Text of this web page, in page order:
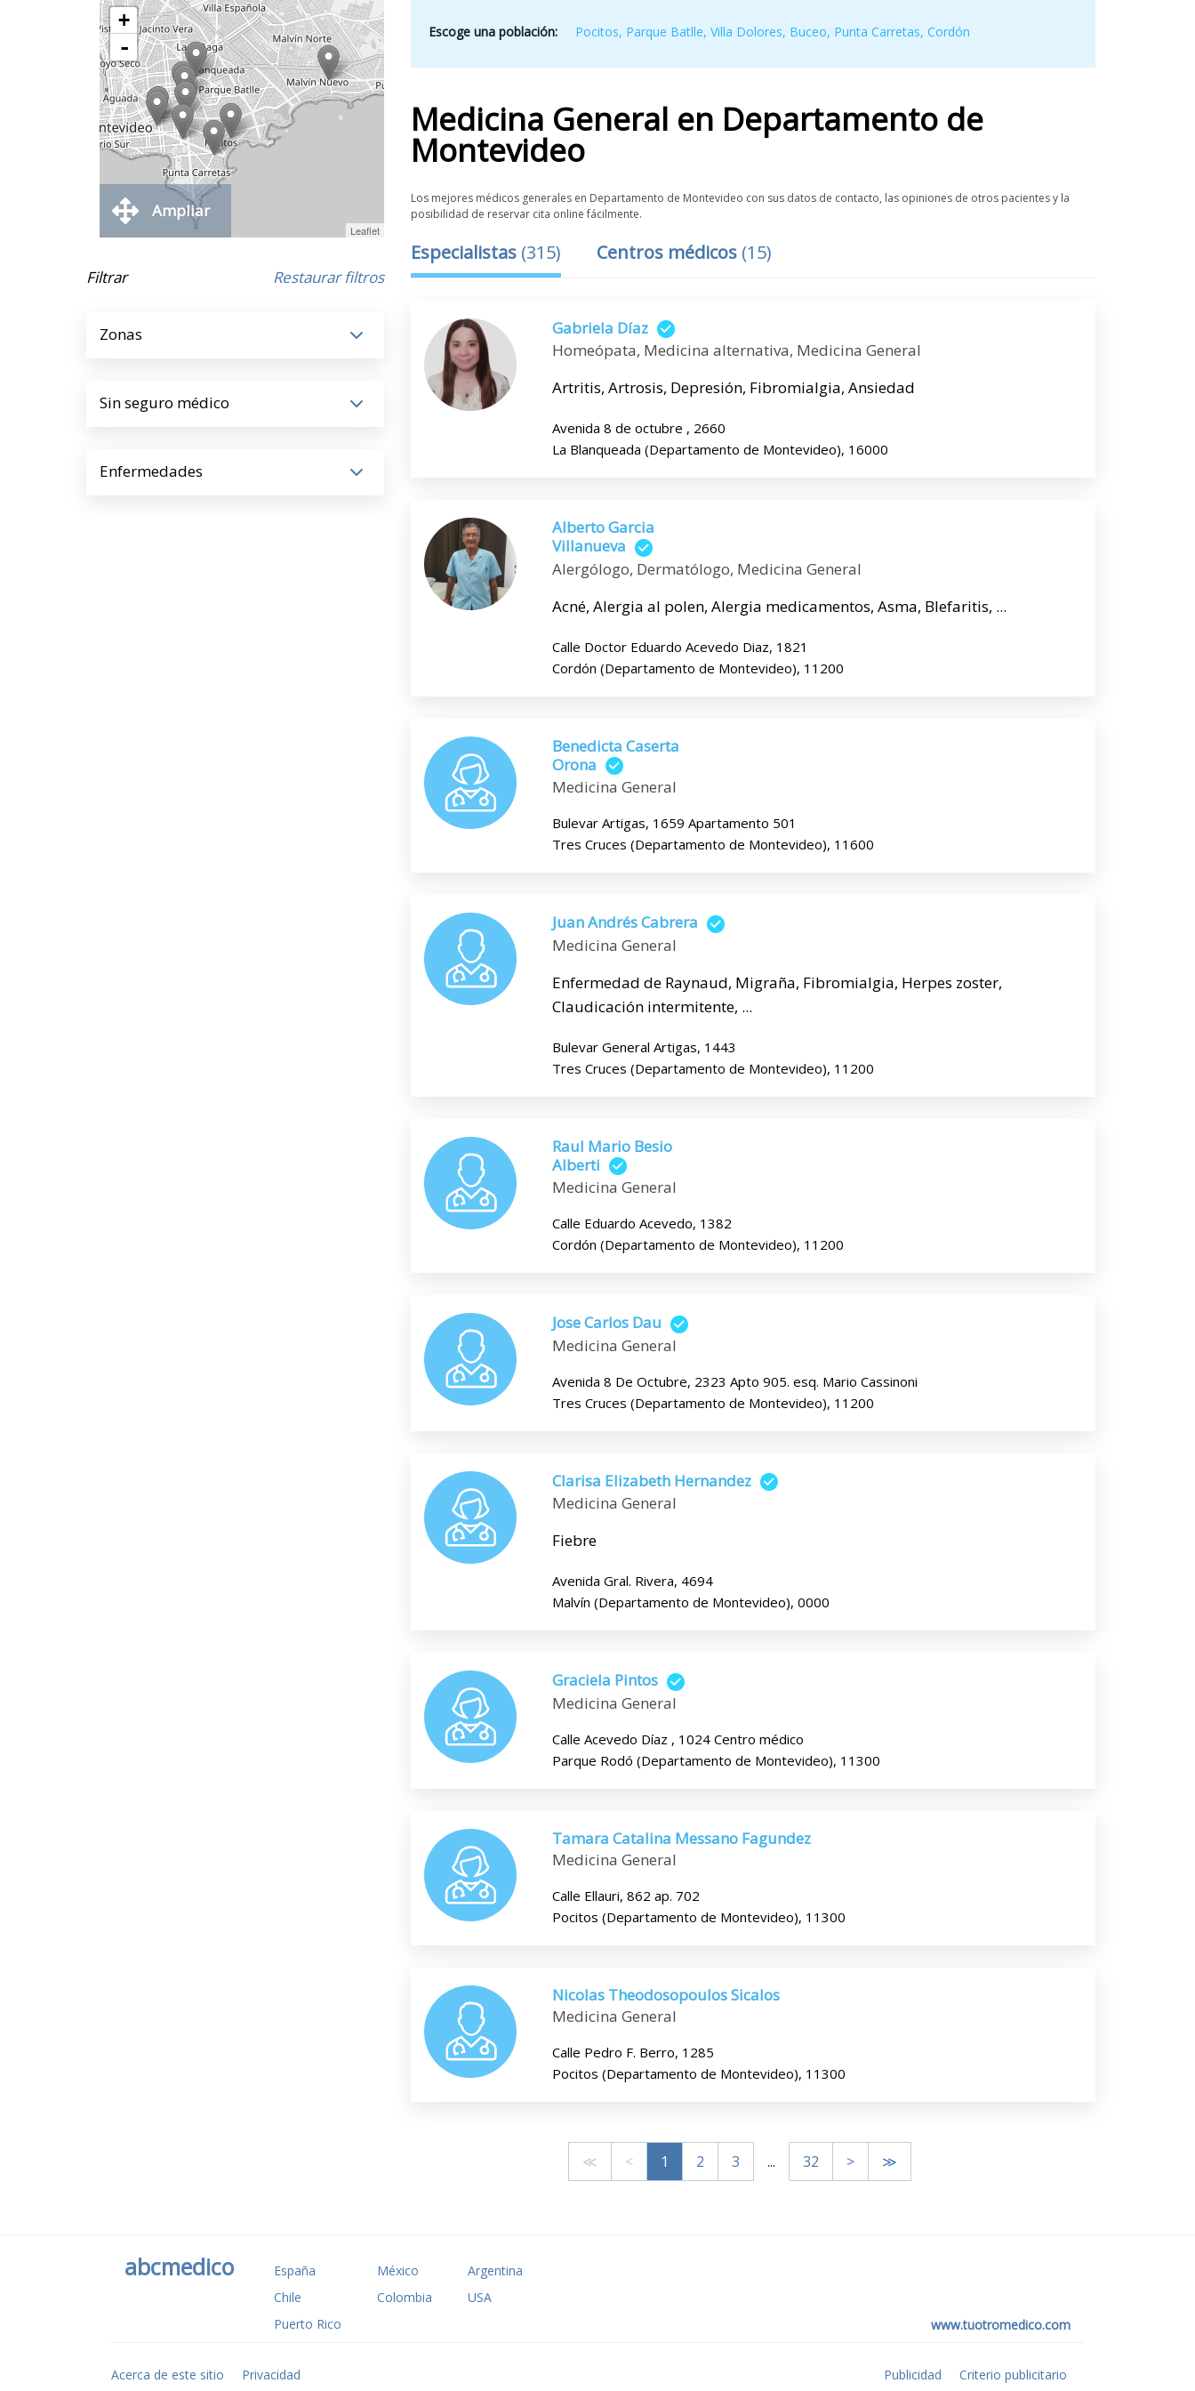
+
-
Leaflet
Ampliar
Filtrar Restaurar filtros
Zonas
Sin seguro médico
Enfermedades
Escoge una población: Pocitos, Parque Batlle, Villa Dolores, Buceo, Punta Carretas,Cordón
Medicina General en Departamento de
Montevideo
Los mejores médicos generales en Departamento de Montevideo con sus datos de contacto, las opiniones de otros pacientes y la
posibilidad de reservar cita online fácilmente.
Especialistas (315) Centros médicos (15)
Gabriela Díaz
Homeópata, Medicina alternativa, Medicina General
Artritis, Artrosis, Depresión, Fibromialgia, Ansiedad
Avenida 8 de octubre , 2660
La Blanqueada (Departamento de Montevideo), 16000
Alberto Garcia
Villanueva
Alergólogo, Dermatólogo, Medicina General
Acné, Alergia al polen, Alergia medicamentos, Asma, Blefaritis, ...
Calle Doctor Eduardo Acevedo Diaz, 1821
Cordón (Departamento de Montevideo), 11200
Benedicta Caserta
Orona
Medicina General
Bulevar Artigas, 1659 Apartamento 501
Tres Cruces (Departamento de Montevideo), 11600
Juan Andrés Cabrera
Medicina General
Enfermedad de Raynaud, Migraña, Fibromialgia, Herpes zoster,
Claudicación intermitente, ...
Bulevar General Artigas, 1443
Tres Cruces (Departamento de Montevideo), 11200
Raul Mario Besio
Alberti
Medicina General
Calle Eduardo Acevedo, 1382
Cordón (Departamento de Montevideo), 11200
Jose Carlos Dau
Medicina General
Avenida 8 De Octubre, 2323 Apto 905. esq. Mario Cassinoni
Tres Cruces (Departamento de Montevideo), 11200
Clarisa Elizabeth Hernandez
Medicina General
Fiebre
Avenida Gral. Rivera, 4694
Malvín (Departamento de Montevideo), 0000
Graciela Pintos
Medicina General
Calle Acevedo Díaz , 1024 Centro médico
Parque Rodó (Departamento de Montevideo), 11300
Tamara Catalina Messano Fagundez
Medicina General
Calle Ellauri, 862 ap. 702
Pocitos (Departamento de Montevideo), 11300
Nicolas Theodosopoulos Sicalos
Medicina General
Calle Pedro F. Berro, 1285
Pocitos (Departamento de Montevideo), 11300
≪ < 1 2 3 ... 32 > ≫
abcmedico España México
Argentina
Chile
Colombia
USA
Puerto Rico
www.tuotromedico.com
Acerca de este sitio Privacidad Publicidad Criterio publicitario